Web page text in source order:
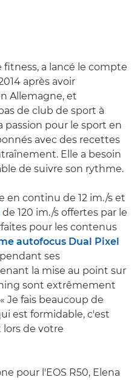
fitness, a lancé le compte
après avoir
Allemagne, et
de club de sport à
passion pour le sport en
avec des recettes
Elle a besoin
de suivre son rythme.
en continu de 12 im./s et
de 120 im./s offertes par le
pour les contenus
autofocus Dual Pixel
ses
la mise au point sur
sont extrêmement
Je fais beaucoup de
est formidable, c'est
de votre
pour l'EOS R50, Elena